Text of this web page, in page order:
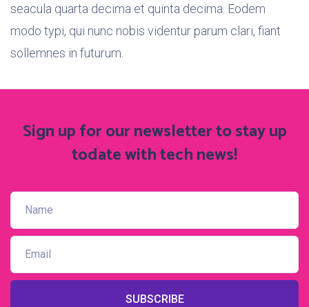
seacula quarta decima et quinta decima. Eodem
modo typi, qui nunc nobis videntur parum clari, fiant
sollemnes in futurum.
Sign up for our newsletter to stay up
todate with tech news!
SUBSCRIBE